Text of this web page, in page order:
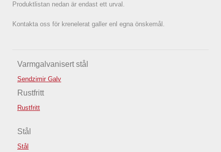
Produktlistan nedan är endast ett urval.
Kontakta oss för krenelerat galler enl egna önskemål.
Varmgalvanisert stål
Sendzimir Galv
Rustfritt
Rustfritt
Stål
Stål